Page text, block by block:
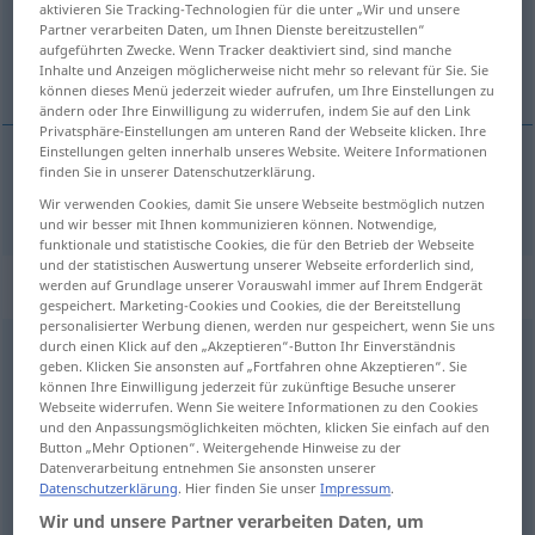
Übersicht aller Übersetzungen
(Für mehr Details die Übersetzung anklicken/antippen)
gefangen → siehe „ fangen “
„gefangen“: Adjektiv
gefangenadj
Übersicht aller Übersetzungen
(Für mehr Details die Übersetzung anklicken/antippen)
caught captive
aktivieren Sie Tracking-Technologien für die unter „Wir und unsere
Partner verarbeiten Daten, um Ihnen Dienste bereitzustellen“
aufgeführten Zwecke. Wenn Tracker deaktiviert sind, sind manche
Inhalte und Anzeigen möglicherweise nicht mehr so relevant für Sie. Sie
können dieses Menü jederzeit wieder aufrufen, um Ihre Einstellungen zu
ändern oder Ihre Einwilligung zu widerrufen, indem Sie auf den Link
Privatsphäre-Einstellungen am unteren Rand der Webseite klicken. Ihre
Einstellungen gelten innerhalb unseres Website. Weitere Informationen
finden Sie in unserer Datenschutzerklärung.
Wir verwenden Cookies, damit Sie unsere Webseite bestmöglich nutzen
und wir besser mit Ihnen kommunizieren können. Notwendige,
funktionale und statistische Cookies, die für den Betrieb der Webseite
und der statistischen Auswertung unserer Webseite erforderlich sind,
werden auf Grundlage unserer Vorauswahl immer auf Ihrem Endgerät
gespeichert. Marketing-Cookies und Cookies, die der Bereitstellung
personalisierter Werbung dienen, werden nur gespeichert, wenn Sie uns
durch einen Klick auf den „Akzeptieren“-Button Ihr Einverständnis
geben. Klicken Sie ansonsten auf „Fortfahren ohne Akzeptieren“. Sie
können Ihre Einwilligung jederzeit für zukünftige Besuche unserer
Webseite widerrufen. Wenn Sie weitere Informationen zu den Cookies
und den Anpassungsmöglichkeiten möchten, klicken Sie einfach auf den
Button „Mehr Optionen“. Weitergehende Hinweise zu der
Datenverarbeitung entnehmen Sie ansonsten unserer
Datenschutzerklärung. Hier finden Sie unserImpressum.
Wir und unsere Partner verarbeiten Daten, um